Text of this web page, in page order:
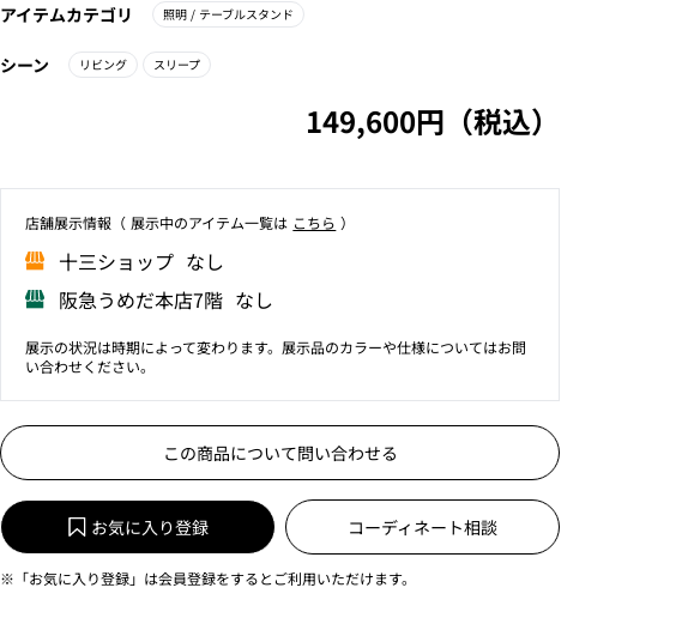
アイテムカテゴリ 照明/ テーブルスタンド
シーン リビング スリープ
149,600円（税込）
店舗展⽰情報（ 展⽰中のアイテム⼀覧は こちら ）
⼗三ショップ なし
阪急うめだ本店7階 なし
展示の状況は時期によって変わります。展示品のカラーや仕様についてはお問
い合わせください。
この商品について問い合わせる
お気に入り登録 コーディネート相談
※「お気に入り登録」は会員登録をするとご利用いただけます。